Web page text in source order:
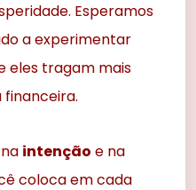
Esperamos
a experimentar
eles tragam mais
financeira.
intenção e na
coloca em cada